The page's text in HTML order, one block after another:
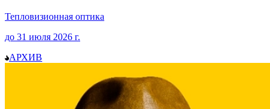
Тепловизионная оптика
до 31 июля 2026 г.
АРХИВ